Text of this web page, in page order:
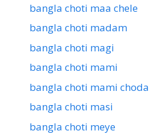
bangla choti maa chele
bangla choti madam
bangla choti magi
bangla choti mami
bangla choti mami choda
bangla choti masi
bangla choti meye